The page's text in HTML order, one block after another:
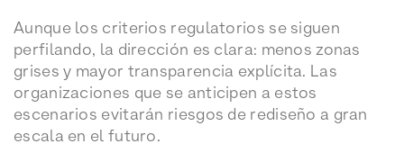
Aunque los criterios regulatorios se siguen
perfilando, la dirección es clara: menos zonas
grises y mayor transparencia explícita. Las
organizaciones que se anticipen a estos
escenarios evitarán riesgos de rediseño a gran
escala en el futuro.